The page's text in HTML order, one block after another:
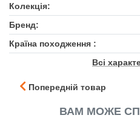
Колекція:
Бренд:
Країна походження :
Всі
Попередній товар
ВАМ МОЖЕ